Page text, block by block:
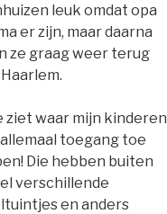
leuk omdat opa
er zijn, maar daarna
ze graag weer terug
ziet waar mijn kinderen
toegang toe
Die hebben buiten
verschillende
en anders